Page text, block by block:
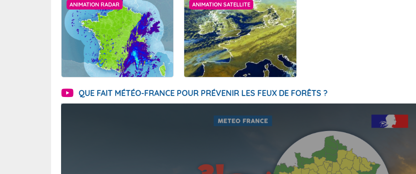
ANIMATION RADAR ANIMATION SATELLITE
QUE FAIT MÉTÉO-FRANCE POUR PRÉVENIR LES FEUX DE FORÊTS ?